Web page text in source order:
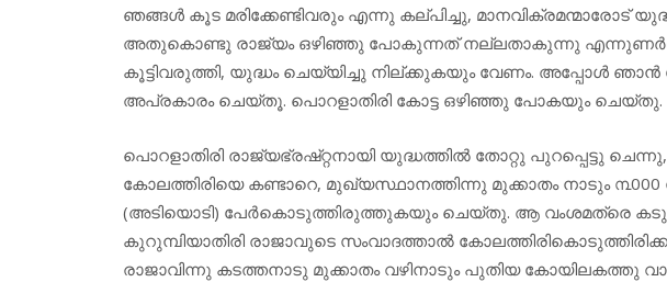
ഞങ്ങൾ കൂട മരിക്കേണ്ടിവരും എന്നു കല്പിച്ചു, മാനവിക്രമന്മാരോട്
അതുകൊണ്ടു രാജ്യം ഒഴിഞ്ഞു പോകുന്നത് നല്ലതാകുന്നു
കൂട്ടിവരുത്തി, യുദ്ധം ചെയ്യിച്ചു നില്ക്കുകയും വേണം. അപ്പോൾ
അപ്രകാരം ചെയ്തൂ. പൊറളാതിരി കോട്ട ഒഴിഞ്ഞു പോകയും ചെയ്തു.
പൊറളാതിരി രാജ്യഭ്രഷ്റ്റനായി യുദ്ധത്തിൽ തോറ്റു പുറപ്പെട്ടു
കോലത്തിരിയെ കണ്ടാറെ, മുഖ്യസ്ഥാനത്തിന്നു മുക്കാതം നാടും
(അടിയൊടി) പേർകൊടുത്തിരുത്തുകയും ചെയ്തു. ആ വംശമത്രെ
കുറുമ്പിയാതിരി രാജാവുടെ സംവാദത്താൽ
രാജാവിന്നു കടത്തനാടു മുക്കാതം വഴിനാടും പുതിയ കോയിലകത്തു